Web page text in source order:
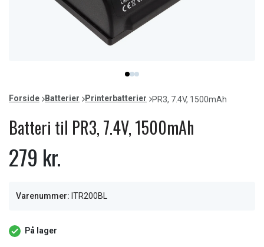
item
0
item
1
item
2
of
Forside Batterier Printerbatterier PR3, 7.4V, 1500mAh
Batteri til PR3, 7.4V, 1500mAh
279 kr.
Varenummer: ITR200BL
På lager